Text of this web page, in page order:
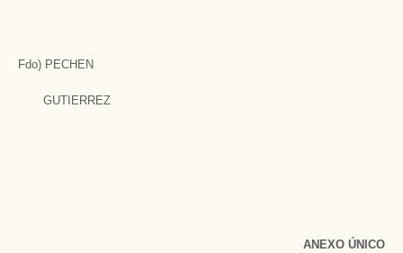
Fdo) PECHEN
GUTIERREZ
ANEXO ÚNICO